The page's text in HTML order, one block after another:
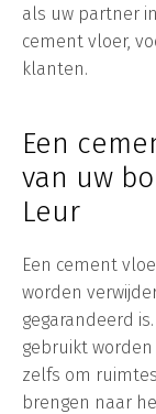
als uw partner
cement vloer,
klanten.
Een
van uw
Leur
Een cement
worden
gegarandeerd
gebruikt
zelfs om
brengen naar